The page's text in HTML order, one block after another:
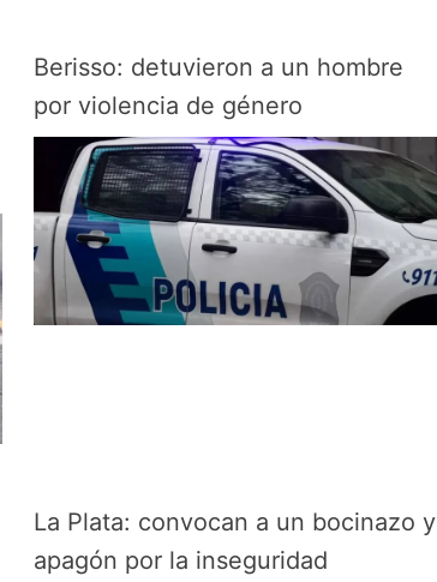
Berisso: detuvieron a un hombre
por violencia de género
La Plata: convocan a un bocinazo y
apagón por la inseguridad